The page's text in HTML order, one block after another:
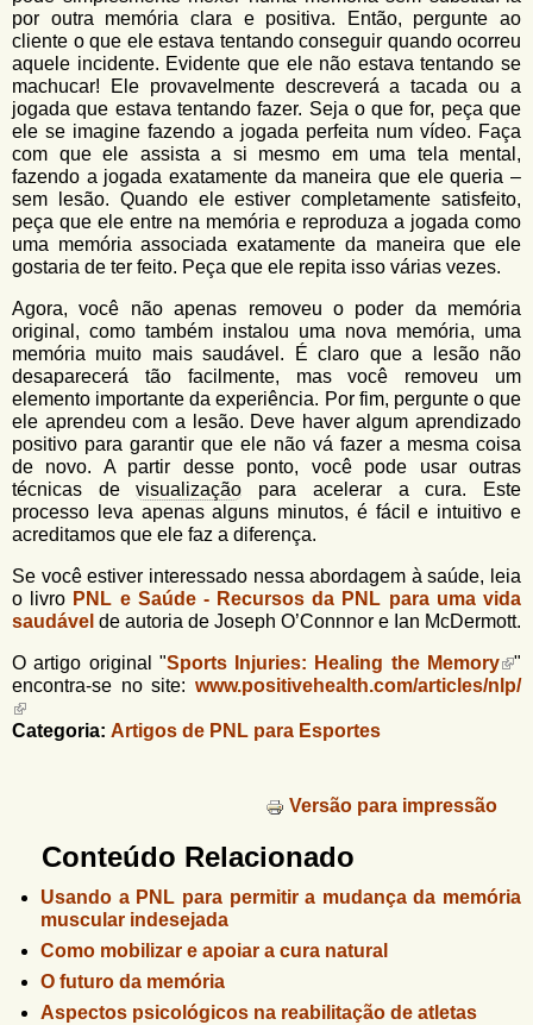
por outra memória clara e positiva. Então, pergunte ao
cliente o que ele estava tentando conseguir quando ocorreu
aquele incidente. Evidente que ele não estava tentando se
machucar! Ele provavelmente descreverá a tacada ou a
jogada que estava tentando fazer. Seja o que for, peça que
ele se imagine fazendo a jogada perfeita num vídeo. Faça
com que ele assista a si mesmo em uma tela mental,
fazendo a jogada exatamente da maneira que ele queria –
sem lesão. Quando ele estiver completamente satisfeito,
peça que ele entre na memória e reproduza a jogada como
uma memória associada exatamente da maneira que ele
gostaria de ter feito. Peça que ele repita isso várias vezes.
Agora, você não apenas removeu o poder da memória
original, como também instalou uma nova memória, uma
memória muito mais saudável. É claro que a lesão não
desaparecerá tão facilmente, mas você removeu um
elemento importante da experiência. Por fim, pergunte o que
ele aprendeu com a lesão. Deve haver algum aprendizado
positivo para garantir que ele não vá fazer a mesma coisa
de novo. A partir desse ponto, você pode usar outras
técnicas devisualização para acelerar a cura. Este
processo leva apenas alguns minutos, é fácil e intuitivo e
acreditamos que ele faz a diferença.
Se você estiver interessado nessa abordagem à saúde, leia
o livro PNL e Saúde-Recursos da PNL para uma vida
saudável de autoria de Joseph O’Connnor e Ian McDermott.
O artigo original "Sports Injuries: Healing the Memory
"
encontra-se no site: www.positivehealth.com/articles/nlp/
Categoria: Artigos de PNL para Esportes
Versão para impressão
Conteúdo Relacionado
Usando a PNL para permitir a mudança da memória
muscular indesejada
Como mobilizar e apoiar a cura natural
O futuro da memória
Aspectos psicológicos na reabilitação de atletas